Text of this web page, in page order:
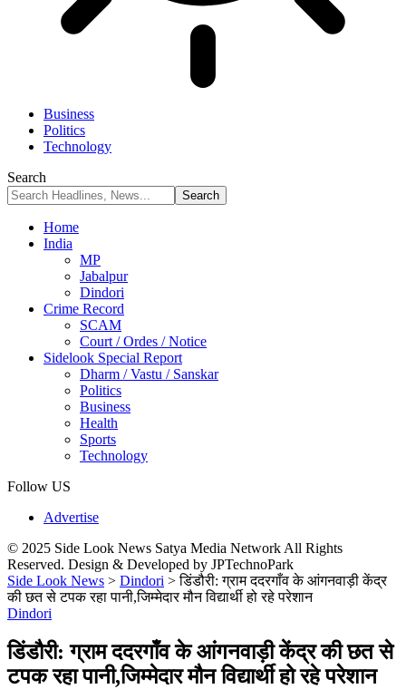
Business
Politics
Technology
Search
Home
India
MP
Jabalpur
Dindori
Crime Record
SCAM
Court / Ordes / Notice
Sidelook Special Report
Dharm / Vastu / Sanskar
Politics
Business
Health
Sports
Technology
Follow US
Advertise
© 2025 Side Look News Satya Media Network All Rights
Reserved. Design & Developed by JPTechnoPark
Side Look News > Dindori >डिंडौरी: ग्राम ददरगाँव के आंगनवाड़ी केंद्र
की छत से टपक रहा पानी,जिम्मेदार मौन विद्यार्थी हो रहे परेशान
Dindori
डिंडौरी: ग्राम ददरगाँव के आंगनवाड़ी केंद्र की छत से
टपक रहा पानी,जिम्मेदार मौन विद्यार्थी हो रहे परेशान